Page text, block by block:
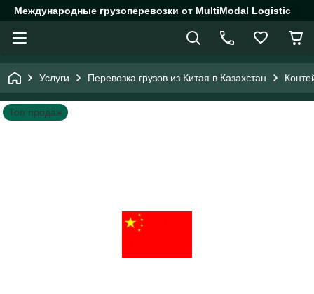
Международные грузоперевозки от MultiModal Logistic
Услуги Перевозка грузов из Китая в Казахстан
Топ продаж